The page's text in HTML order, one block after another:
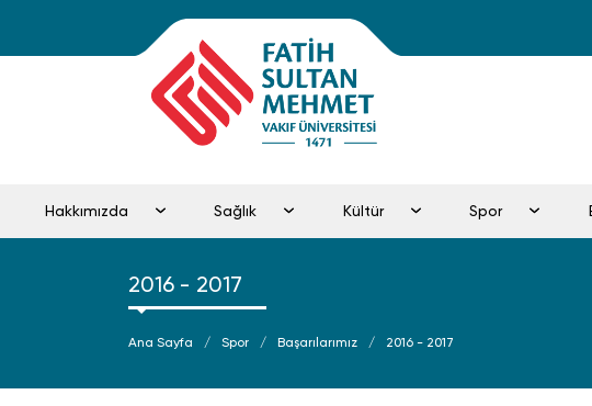
Hakkımızda Sağlık Kültür Spor
2016 - 2017
Ana Sayfa Spor Başarılarımız 2016 - 2017